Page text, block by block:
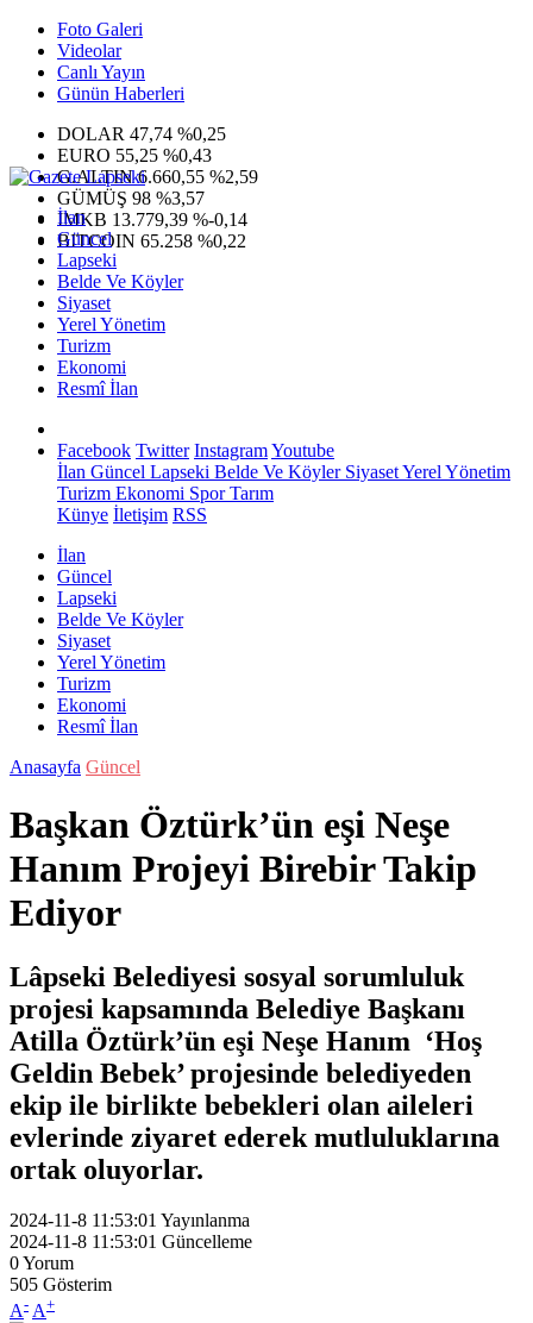
Foto Galeri
Videolar
Canlı Yayın
Günün Haberleri
DOLAR 47,74 %0,25
EURO 55,25 %0,43
G.ALTIN6.660,55 %2,59
GÜMÜŞ 98 %3,57
IMKB 13.779,39 %-0,14
BITCOIN 65.258 %0,22
İlan
Güncel
Lapseki
Belde Ve Köyler
Siyaset
Yerel Yönetim
Turizm
Ekonomi
Resmî İlan
Facebook Twitter InstagramYoutube
İlan Güncel Lapseki Belde Ve KöylerSiyasetYerel Yönetim
Turizm Ekonomi SporTarım
Künye İletişim RSS
İlan
Güncel
Lapseki
Belde Ve Köyler
Siyaset
Yerel Yönetim
Turizm
Ekonomi
Resmî İlan
Anasayfa Güncel
Başkan Öztürk’ün eşi Neşe
Hanım Projeyi Birebir Takip
Ediyor
Lâpseki Belediyesi sosyal sorumluluk
projesi kapsamında Belediye Başkanı
Atilla Öztürk’ün eşi Neşe Hanım ‘Hoş
Geldin Bebek’ projesinde belediyeden
ekip ile birlikte bebekleri olan aileleri
evlerinde ziyaret ederek mutluluklarına
ortak oluyorlar.
2024-11-8 11:53:01 Yayınlanma
2024-11-8 11:53:01 Güncelleme
0Yorum
505 Gösterim
A- A+